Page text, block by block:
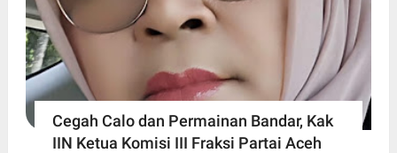
Cegah Calo dan Permainan Bandar, Kak
IIN Ketua Komisi III Fraksi Partai Aceh